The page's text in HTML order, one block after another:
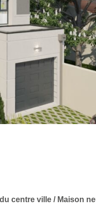
centre ville / Maison